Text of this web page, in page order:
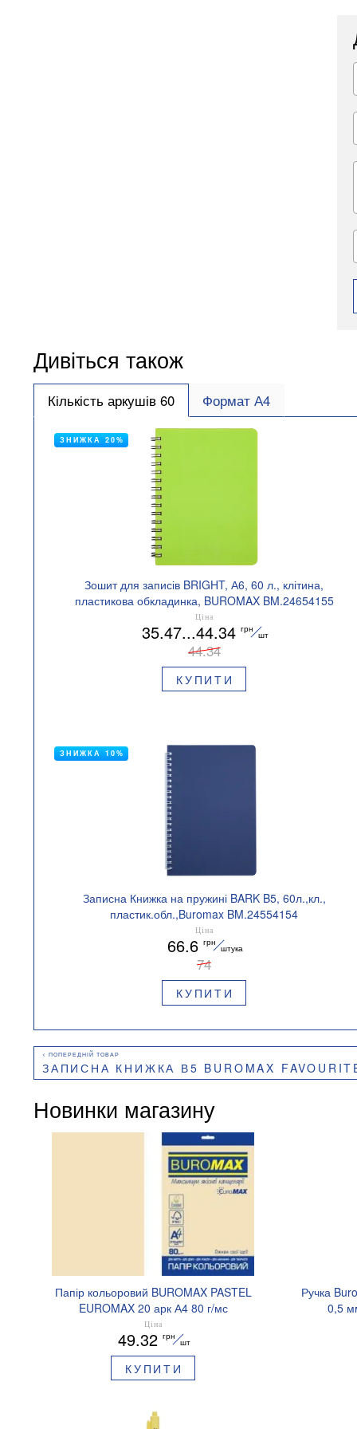
Дивіться також
Кількість аркушів 60 Формат А4
Зошит для записів BRIGHT, А6, 60 л., клітина,
пластикова обкладинка, BUROMAX BM.24654155
Ціна
35.47...44.34 грн
шт
44.34
КУПИТИ
ЗНИЖКА 20%
Записна Книжка на пружині BARK B5, 60л.,кл.,
пластик.обл.,Buromax BM.24554154
Ціна
66.6 грн
штука
74
КУПИТИ
ЗНИЖКА 10%
ЗАПИСНА КНИЖКА В5 BUROMAX FAVOURITE PASTEL
Новинки магазину
Папір кольоровий BUROMAX PASTEL
EUROMAX 20 арк А4 80 г/мс
BM.2721220E-08
Ціна
49.32 грн
шт
КУПИТИ
Ручка
0,5